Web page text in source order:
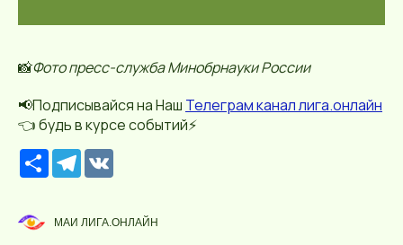
📸Фото пресс-служба Минобрнауки России
📢Подписывайся на Наш Телеграм канал лига.онлайн
👈 будь в курсе событий⚡️
Р
е
р
с
T
e
g
r
МАИ ЛИГА.ОНЛАЙН